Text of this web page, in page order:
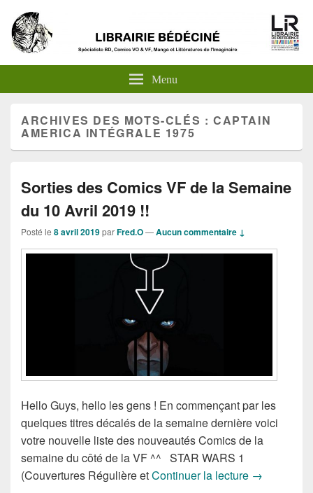
Menu
ARCHIVES DES MOTS-CLÉS :CAPTAIN
AMERICA INTÉGRALE 1975
Sorties des Comics VF de la Semaine
du 10 Avril 2019 !!
Posté le 8 avril 2019parFred.O—Aucun commentaire ↓
Hello Guys, hello les gens ! En commençant par les
quelques titres décalés de la semaine dernière voici
votre nouvelle liste des nouveautés Comics de la
semaine du côté de la VF ^^ STAR WARS 1
(Couvertures Régulière etContinuer la lecture Sorties des
→